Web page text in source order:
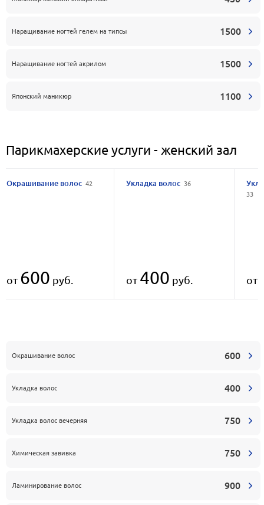
Наращивание ногтей гелем на типсы 1500
Наращивание ногтей акрилом 1500
Японский маникюр 1100
Парикмахерские услуги - женский зал
Окрашивание волос 600
Укладка волос 400
Укладка волос вечерняя 750
Химическая завивка 750
Ламинирование волос 900
Окрашивание волос 42 Укладка волос36
33
от 600 руб. от 400 руб. от